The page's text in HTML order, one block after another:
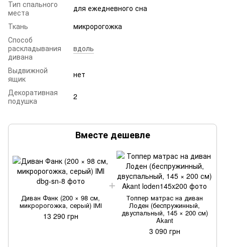
Тип спального
места
для ежедневного сна
Ткань
микророгожка
Способ
раскладывания
дивана
вдоль
Выдвижной
ящик
нет
Декоративная
подушка
2
Вместе дешевле
Диван Фанк (200 × 98 см,
микророгожка, серый) ІМІ
13 290 грн
Топпер матрас на диван
Лоден (беспружинный,
двуспальный, 145 × 200 см)
Akant
3 090 грн